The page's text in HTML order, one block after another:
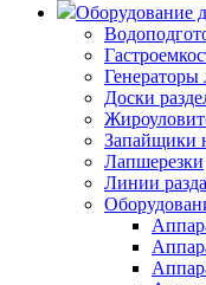
Оборудование
Генераторы
Доски
Запайщики
Лапшерезки
Линии